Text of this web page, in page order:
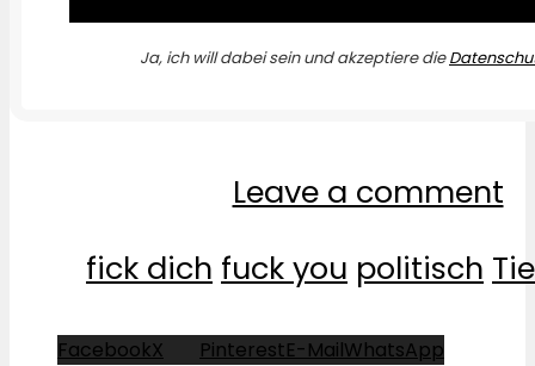
Ja, ich will dabei sein und akzeptiere die
Leave a comment
fick dich fuck you politisch
FacebookX PinterestE-MailWhatsApp